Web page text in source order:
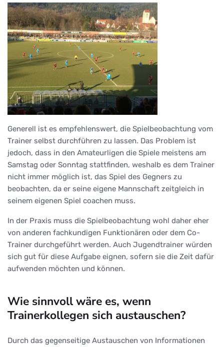
Generell ist es empfehlenswert, die Spielbeobachtung vom
Trainer selbst durchführen zu lassen. Das Problem ist
jedoch, dass in den Amateurligen die Spiele meistens am
Samstag oder Sonntag stattfinden, weshalb es dem Trainer
nicht immer möglich ist, das Spiel des Gegners zu
beobachten, da er seine eigene Mannschaft zeitgleich in
seinem eigenen Spiel coachen muss.
In der Praxis muss die Spielbeobachtung wohl daher eher
von anderen fachkundigen Funktionären oder dem Co-
Trainer durchgeführt werden. Auch Jugendtrainer würden
sich gut für diese Aufgabe eignen, sofern sie die Zeit dafür
aufwenden möchten und können.
Wie sinnvoll wäre es, wenn
Trainerkollegen sich austauschen?
Durch das gegenseitige Austauschen von Informationen